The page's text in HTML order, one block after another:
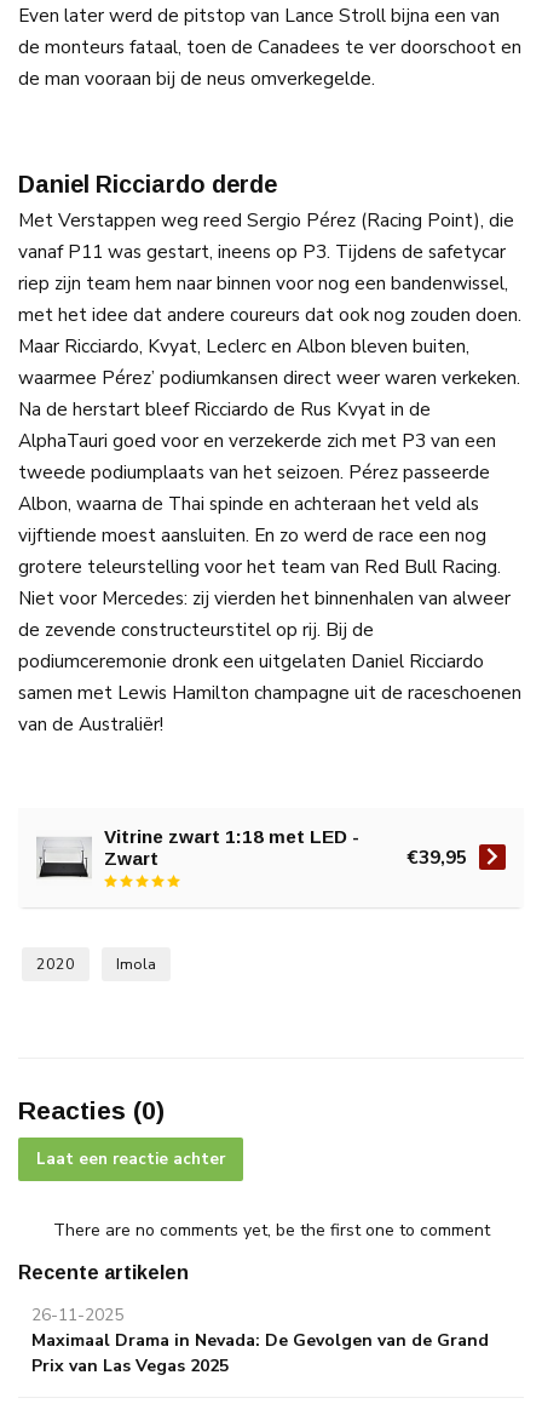
Even later werd de pitstop van Lance Stroll bijna een van
de monteurs fataal, toen de Canadees te ver doorschoot en
de man vooraan bij de neus omverkegelde.
Daniel Ricciardo derde
Met Verstappen weg reed Sergio Pérez (Racing Point), die
vanaf P11 was gestart, ineens op P3. Tijdens de safetycar
riep zijn team hem naar binnen voor nog een bandenwissel,
met het idee dat andere coureurs dat ook nog zouden doen.
Maar Ricciardo, Kvyat, Leclerc en Albon bleven buiten,
waarmee Pérez’ podiumkansen direct weer waren verkeken.
Na de herstart bleef Ricciardo de Rus Kvyat in de
AlphaTauri goed voor en verzekerde zich met P3 van een
tweede podiumplaats van het seizoen. Pérez passeerde
Albon, waarna de Thai spinde en achteraan het veld als
vijftiende moest aansluiten. En zo werd de race een nog
grotere teleurstelling voor het team van Red Bull Racing.
Niet voor Mercedes: zij vierden het binnenhalen van alweer
de zevende constructeurstitel op rij. Bij de
podiumceremonie dronk een uitgelaten Daniel Ricciardo
samen met Lewis Hamilton champagne uit de raceschoenen
van de Australiër!
Vitrine zwart 1:18 met LED -
Zwart
€39,95
2020 Imola
Reacties (0)
Laat een reactie achter
There are no comments yet, be the first one to comment
Recente artikelen
26-11-2025
Maximaal Drama in Nevada: De Gevolgen van de Grand
Prix van Las Vegas 2025